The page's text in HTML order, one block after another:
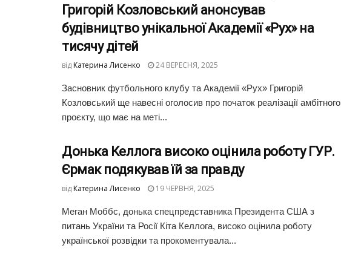
Григорій Козловський анонсував
будівництво унікальної Академії «Рух» на
тисячу дітей
від Катерина Лисенко 24 ВЕРЕСНЯ, 2025
Засновник футбольного клубу та Академії «Рух» Григорій
Козловський ще навесні оголосив про початок реалізації амбітного
проєкту, що має на меті...
Донька Келлога високо оцінила роботу ГУР.
Єрмак подякував їй за правду
від Катерина Лисенко 19 ЧЕРВНЯ, 2025
Меган Моббс, донька спецпредставника Президента США з
питань України та Росії Кіта Келлога, високо оцінила роботу
української розвідки та прокоментувала...